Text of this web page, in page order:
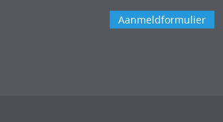
Aanmeldformulier